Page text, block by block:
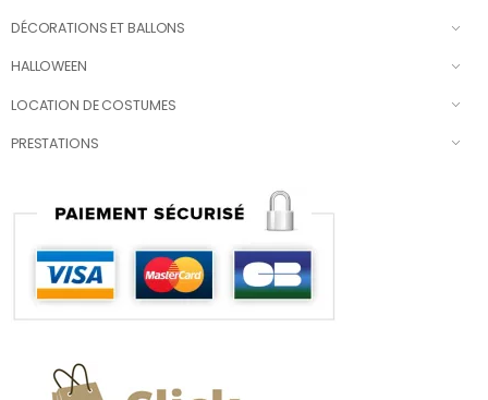
DÉCORATIONS ET BALLONS
HALLOWEEN
LOCATION DE COSTUMES
PRESTATIONS